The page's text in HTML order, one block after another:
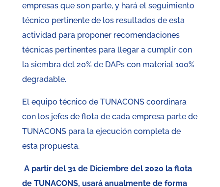
empresas que son parte, y hará el seguimiento
técnico pertinente de los resultados de esta
actividad para proponer recomendaciones
técnicas pertinentes para llegar a cumplir con
la siembra del 20% de DAPs con material 100%
degradable.
El equipo técnico de TUNACONS coordinara
con los jefes de flota de cada empresa parte de
TUNACONS para la ejecución completa de
esta propuesta.
A partir del 31 de Diciembre del 2020 la flota
de TUNACONS, usará anualmente de forma